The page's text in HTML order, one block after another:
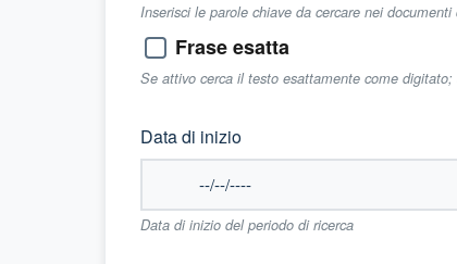
Inserisci le parole chiave da cercare nei
Frase esatta
Se attivo cerca il testo esattamente come
Data di inizio
Data di inizio del periodo di ricerca